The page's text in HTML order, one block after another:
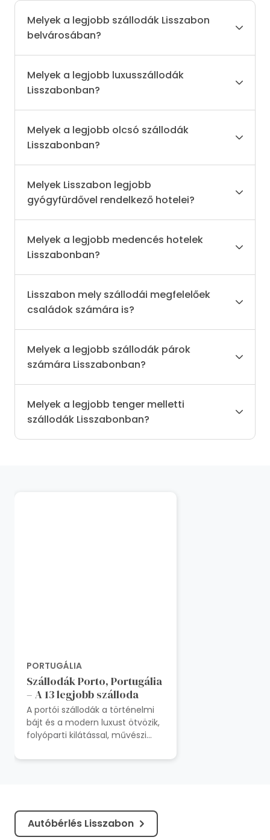
Melyek a legjobb szállodák Lisszabon
belvárosában?
Melyek a legjobb luxusszállodák
Lisszabonban?
Melyek a legjobb olcsó szállodák
Lisszabonban?
Melyek Lisszabon legjobb
gyógyfürdővel rendelkező hotelei?
Melyek a legjobb medencés hotelek
Lisszabonban?
Lisszabon mely szállodái megfelelőek
családok számára is?
Melyek a legjobb szállodák párok
számára Lisszabonban?
Melyek a legjobb tenger melletti
szállodák Lisszabonban?
PORTUGÁLIA
Szállodák Porto, Portugália
– A 13 legjobb szálloda
A portói szállodák a történelmi
bájt és a modern luxust ötvözik,
folyóparti kilátással, művészi
Portugá...
Autóbérlés Lisszabon